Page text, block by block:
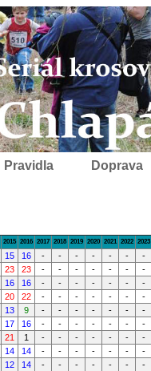
Pravidla Doprava
2015 2016 2017 2018 2019 2020 2021 2022 2023
15 16 - - - - - - -
23 23 - - - - - - -
16 16 - - - - - - -
20 22 - - - - - - -
13 9 - - - - - - -
17 16 - - - - - - -
21 1 - - - - - - -
14 14 - - - - - - -
12 14 - - - - - - -